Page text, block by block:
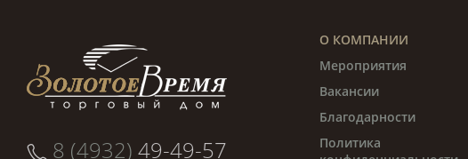
8 (4932) 49-49-57
О КОМПАНИИ
Мероприятия
Вакансии
Благодарности
Политика